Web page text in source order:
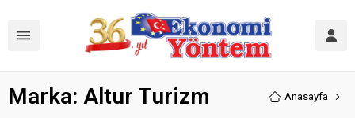
Marka: Altur Turizm Anasayfa